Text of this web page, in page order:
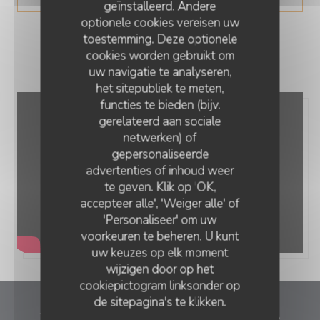
geïnstalleerd. Andere
optionele cookies vereisen uw
toestemming. Deze optionele
cookies worden gebruikt om
uw navigatie te analyseren,
het sitepubliek te meten,
functies te bieden (bijv.
gerelateerd aan sociale
netwerken) of
gepersonaliseerde
advertenties of inhoud weer
te geven. Klik op 'OK,
accepteer alle', 'Weiger alle' of
'Personaliseer' om uw
voorkeuren te beheren. U kunt
uw keuzes op elk moment
wijzigen door op het
cookiepictogram linksonder op
de sitepagina's te klikken.